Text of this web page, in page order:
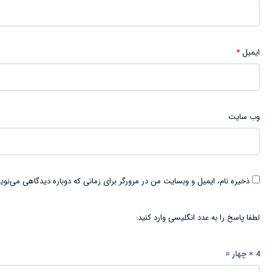
ایمیل*
وب‌ سایت
ذخیره نام، ایمیل و وبسایت من در مرورگر برای زمانی که دوباره دیدگاهی
لطفا پاسخ را به عدد انگلیسی وارد کنید:
4 × چهار =